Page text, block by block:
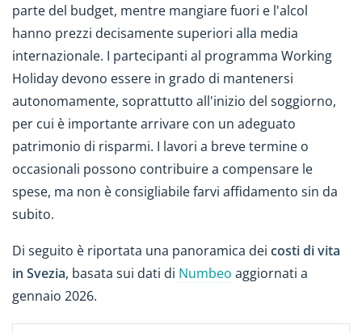
parte del budget, mentre mangiare fuori e l'alcol
hanno prezzi decisamente superiori alla media
internazionale. I partecipanti al programma Working
Holiday devono essere in grado di mantenersi
autonomamente, soprattutto all'inizio del soggiorno,
per cui è importante arrivare con un adeguato
patrimonio di risparmi. I lavori a breve termine o
occasionali possono contribuire a compensare le
spese, ma non è consigliabile farvi affidamento sin da
subito.
Di seguito è riportata una panoramica dei costi di vita
in Svezia, basata sui dati di Numbeo aggiornati a
gennaio 2026.